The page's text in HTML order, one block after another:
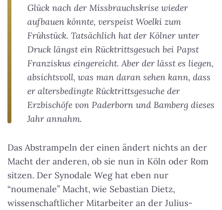
Glück nach der Missbrauchskrise wieder
aufbauen könnte, verspeist Woelki zum
Frühstück. Tatsächlich hat der Kölner unter
Druck längst ein Rücktrittsgesuch bei Papst
Franziskus eingereicht. Aber der lässt es liegen,
absichtsvoll, was man daran sehen kann, dass
er altersbedingte Rücktrittsgesuche der
Erzbischöfe von Paderborn und Bamberg dieses
Jahr annahm.
Das Abstrampeln der einen ändert nichts an der
Macht der anderen, ob sie nun in Köln oder Rom
sitzen. Der Synodale Weg hat eben nur
“noumenale” Macht, wie Sebastian Dietz,
wissenschaftlicher Mitarbeiter an der Julius-